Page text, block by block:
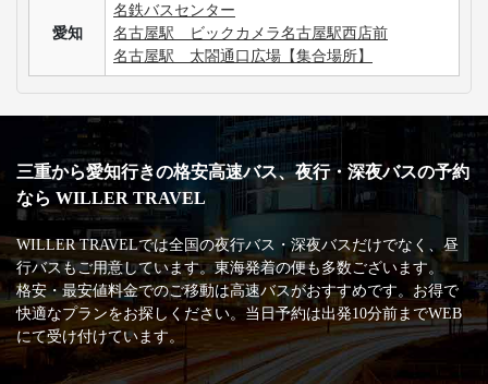
愛知
名鉄バスセンター
名古屋駅 ビックカメラ名古屋駅西店前
名古屋駅 太閤通口広場【集合場所】
三重から愛知行きの格安高速バス、夜行・深夜バスの予約
なら WILLER TRAVEL
WILLER TRAVELでは全国の夜行バス・深夜バスだけでなく、昼
行バスもご用意しています。東海発着の便も多数ございます。
格安・最安値料金でのご移動は高速バスがおすすめです。お得で
快適なプランをお探しください。当日予約は出発10分前までWEB
にて受け付けています。